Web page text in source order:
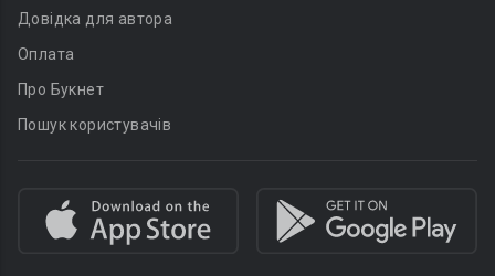
Довідка для автора
Оплата
Про Букнет
Пошук користувачів